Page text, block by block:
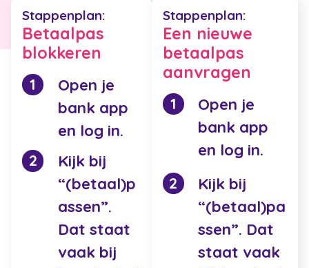
Stappenplan:
Betaalpas
blokkeren
Open je
bank app
en log in.
Kijk bij
“(betaal)p
assen”.
Dat staat
vaak bij
Stappenplan:
Een nieuwe
betaalpas
aanvragen
Open je
bank app
en log in.
Kijk bij
“(betaal)pa
ssen”. Dat
staat vaak